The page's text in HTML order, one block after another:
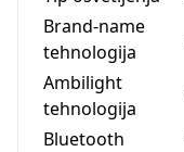
Brand-name
tehnologija
Ambilight
tehnologija
Bluetooth